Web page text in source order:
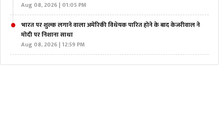
Aug 08, 2026 | 01:05 PM
भारत पर शुल्क लगाने वाला अमेरिकी विधेयक पारित होने के बाद केजरीवाल ने
मोदी पर निशाना साधा
Aug 08, 2026 | 12:59 PM